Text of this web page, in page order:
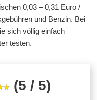
0,03 – 0,31 Euro /
und Benzin. Bei
sich völlig einfach
testen.
(5 / 5)